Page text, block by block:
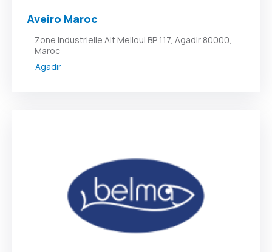
Aveiro Maroc
Zone industrielle Ait Melloul BP 117, Agadir 80000,
Maroc
Agadir